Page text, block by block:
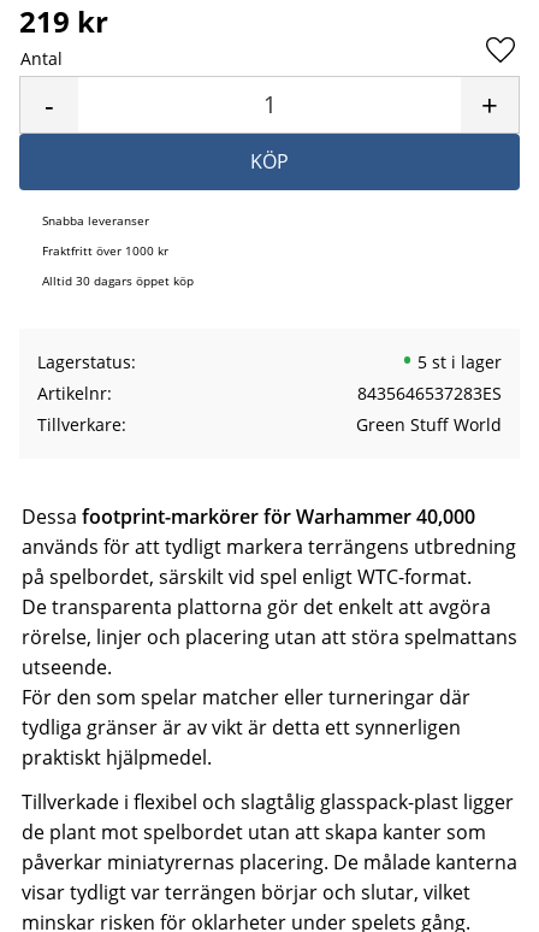
219 kr
Antal
+
-
KÖP
Snabba leveranser
Fraktfritt över 1000 kr
Alltid 30 dagars öppet köp
Lagerstatus
5 st i lager
Artikelnr
8435646537283ES
Tillverkare
Green Stuff World
Dessa footprint-markörer för Warhammer 40,000
används för att tydligt markera terrängens utbredning
på spelbordet, särskilt vid spel enligt WTC-format.
De transparenta plattorna gör det enkelt att avgöra
rörelse, linjer och placering utan att störa spelmattans
utseende.
För den som spelar matcher eller turneringar där
tydliga gränser är av vikt är detta ett synnerligen
praktiskt hjälpmedel.
Tillverkade i flexibel och slagtålig glasspack-plast ligger
de plant mot spelbordet utan att skapa kanter som
påverkar miniatyrernas placering. De målade kanterna
visar tydligt var terrängen börjar och slutar, vilket
minskar risken för oklarheter under spelets gång.